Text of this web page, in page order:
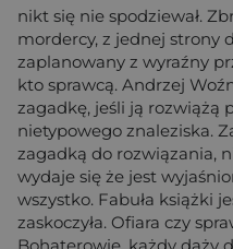
nikt się nie spodziewał.
mordercy, z jednej strony
zaplanowany z wyraźny
kto sprawcą. Andrzej
zagadkę, jeśli ją rozwiążą
nietypowego znaleziska.
zagadką do rozwiązania,
wydaje się że jest
wszystko. Fabuła książki
zaskoczyła. Ofiara czy
Bohaterowie, każdy dąży